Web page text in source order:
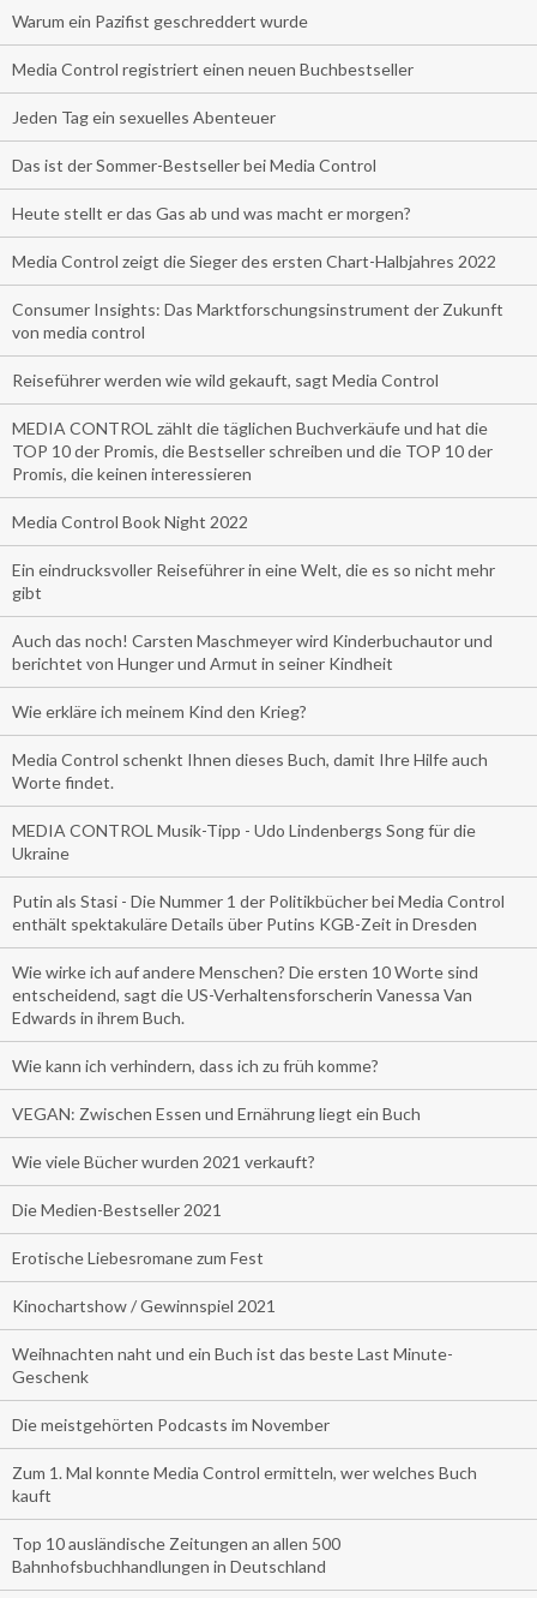
Warum ein Pazifist geschreddert wurde
Media Control registriert einen neuen Buchbestseller
Jeden Tag ein sexuelles Abenteuer
Das ist der Sommer-Bestseller bei Media Control
Heute stellt er das Gas ab und was macht er morgen?
Media Control zeigt die Sieger des ersten Chart-Halbjahres 2022
Consumer Insights: Das Marktforschungsinstrument der Zukunft
von media control
Reiseführer werden wie wild gekauft, sagt Media Control
MEDIA CONTROL zählt die täglichen Buchverkäufe und hat die
TOP 10 der Promis, die Bestseller schreiben und die TOP 10 der
Promis, die keinen interessieren
Media Control Book Night 2022
Ein eindrucksvoller Reiseführer in eine Welt, die es so nicht mehr
gibt
Auch das noch! Carsten Maschmeyer wird Kinderbuchautor und
berichtet von Hunger und Armut in seiner Kindheit
Wie erkläre ich meinem Kind den Krieg?
Media Control schenkt Ihnen dieses Buch, damit Ihre Hilfe auch
Worte findet.
MEDIA CONTROL Musik-Tipp - Udo Lindenbergs Song für die
Ukraine
Putin als Stasi - Die Nummer 1 der Politikbücher bei Media Control
enthält spektakuläre Details über Putins KGB-Zeit in Dresden
Wie wirke ich auf andere Menschen? Die ersten 10 Worte sind
entscheidend, sagt die US-Verhaltensforscherin Vanessa Van
Edwards in ihrem Buch.
Wie kann ich verhindern, dass ich zu früh komme?
VEGAN: Zwischen Essen und Ernährung liegt ein Buch
Wie viele Bücher wurden 2021 verkauft?
Die Medien-Bestseller 2021
Erotische Liebesromane zum Fest
Kinochartshow / Gewinnspiel 2021
Weihnachten naht und ein Buch ist das beste Last Minute-
Geschenk
Die meistgehörten Podcasts im November
Zum 1. Mal konnte Media Control ermitteln, wer welches Buch
kauft
Top 10 ausländische Zeitungen an allen 500
Bahnhofsbuchhandlungen in Deutschland